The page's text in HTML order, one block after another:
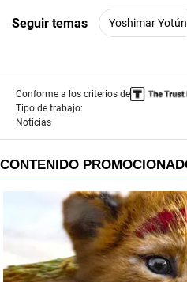
Seguir temas Yoshimar Yotún
Conforme a los criterios de
Tipo de trabajo:
Noticias